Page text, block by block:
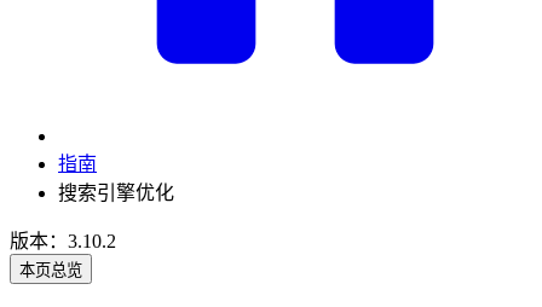
指南
搜索引擎优化
版本：3.10.2
本页总览